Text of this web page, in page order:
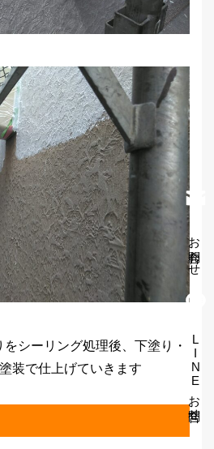
シーリング処理後、下塗り・
装で仕上げていきます
お問合わせ
LINEお問合せ